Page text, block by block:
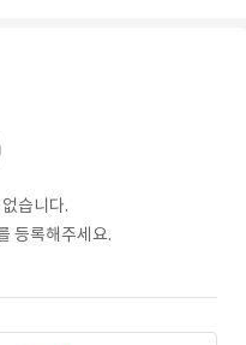
습니다.
등록해주세요.